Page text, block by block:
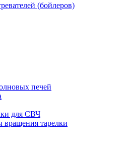
(бойлеров)
печей
для СВЧ
вращения тарелки